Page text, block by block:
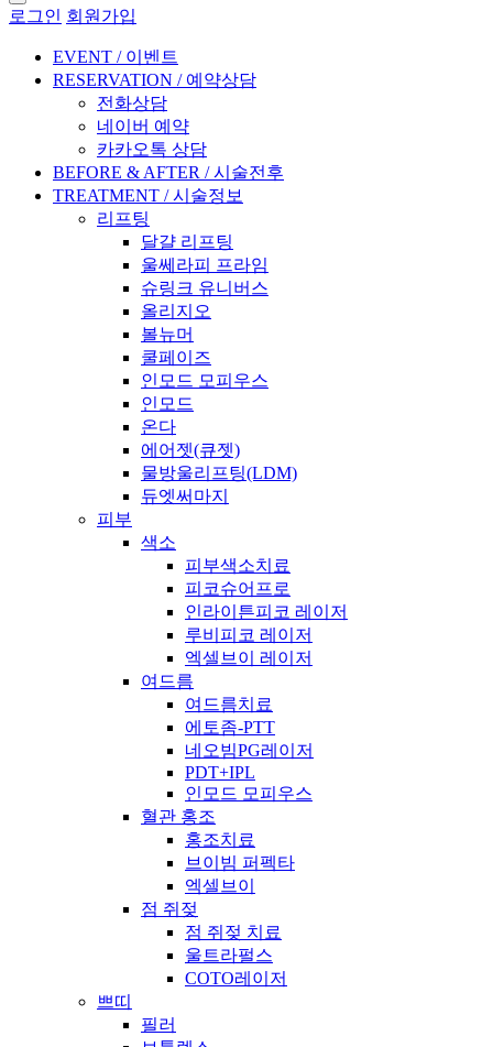
로그인 회원가입
EVENT / 이벤트
RESERVATION / 예약상담
전화상담
네이버 예약
카카오톡 상담
BEFORE & AFTER / 시술전후
TREATMENT / 시술정보
리프팅
달걀 리프팅
울쎄라피 프라임
슈링크 유니버스
올리지오
볼뉴머
쿨페이즈
인모드 모피우스
인모드
온다
에어젯(큐젯)
물방울리프팅(LDM)
듀엣써마지
피부
색소
피부색소치료
피코슈어프로
인라이튼피코 레이저
루비피코 레이저
엑셀브이 레이저
여드름
여드름치료
에토좀-PTT
네오빔PG레이저
PDT+IPL
인모드 모피우스
혈관 홍조
홍조치료
브이빔 퍼펙타
엑셀브이
점 쥐젖
점 쥐젖 치료
울트라펄스
COTO레이저
쁘띠
필러